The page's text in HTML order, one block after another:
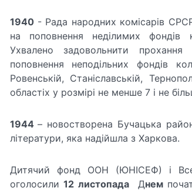
1940- Рада народних комісарів
на поповнення неділимих фондів
Ухвалено задовольнити
поповнення неподільних фондів
Ровенській, Станіславській,
областіх у розмірі не менше 7 і не
1944– новостворена Бучацька
літератури, яка надійшла з Харкова.
Дитячий фонд ООН (ЮНІСЕФ) і
оголосили12 листопада Днем